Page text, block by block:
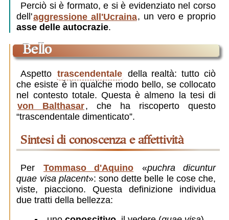
Perciò si è formato, e si è evidenziato nel corso
dell'aggressione all'Ucraina, un vero e proprio
asse delle autocrazie.
bello
Aspetto trascendentale della realtà: tutto ciò
che esiste è in qualche modo bello, se collocato
nel contesto totale. Questa è almeno la tesi di
von Balthasar, che ha riscoperto questo
“trascendentale dimenticato”.
sintesi di conoscenza e affettività
Per Tommaso d'Aquino «puchra dicuntur
quae visa placent»: sono dette belle le cose che,
viste, piacciono. Questa definizione individua
due tratti della bellezza: